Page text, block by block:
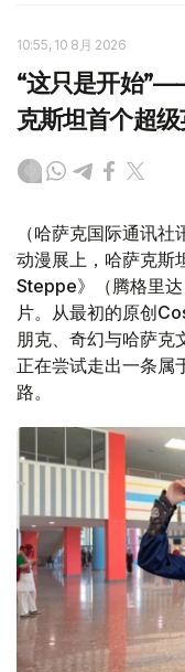
10:55, 10 8月 2026
“这只是开始
克斯坦首个超
（哈萨克国际通讯
动漫展上，哈萨克
Steppe》（腾格里
片。从最初的原创
朋克、奇幻与哈萨克
正在尝试走出一条属
路。